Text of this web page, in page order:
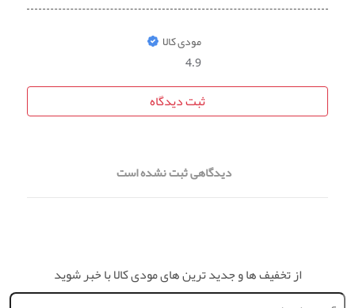
مودی کالا
4.9
ثبت دیدگاه
دیدگاهی ثبت نشده است
از تخفیف ها و جدید ترین های مودی کالا با خبر شوید